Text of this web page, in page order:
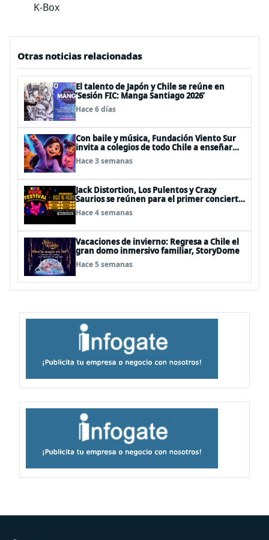
K-Box
Otras noticias relacionadas
El talento de Japón y Chile se reúne en
‘Sesión FIC: Manga Santiago 2026’
Hace 6 días
Con baile y música, Fundación Viento Sur
invita a colegios de todo Chile a enseñar
autocuidado a los más pequeños
Hace 3 semanas
Jack Distortion, Los Pulentos y Crazy
Saurios se reúnen para el primer concierto
de rock familiar en Chile
Hace 4 semanas
Vacaciones de invierno: Regresa a Chile el
gran domo inmersivo familiar, StoryDome
Hace 5 semanas